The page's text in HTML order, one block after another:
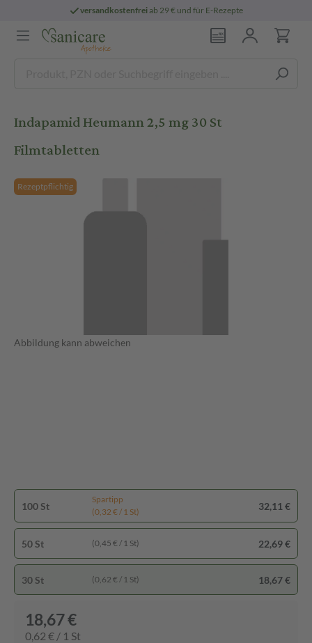
versandkostenfreiab 29 € und für E-Rezepte
Indapamid Heumann 2,5 mg 30 St
Filmtabletten
Rezeptpflichtig
Abbildung kann abweichen
100 St
Spartipp
(0,32 € / 1 St)
32,11 €
50 St (0,45 € / 1 St) 22,69 €
30 St (0,62 € / 1 St) 18,67 €
18,67 €
0,62 € / 1 St